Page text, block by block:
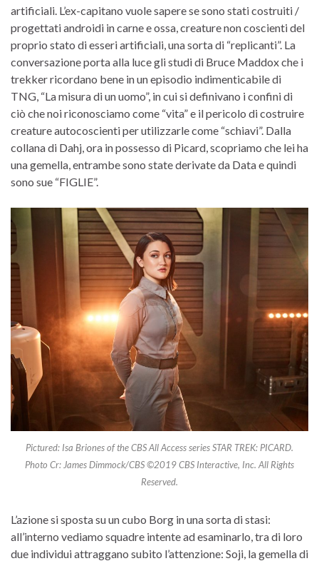
artificiali. L’ex-capitano vuole sapere se sono stati costruiti /
progettati androidi in carne e ossa, creature non coscienti del
proprio stato di esseri artificiali, una sorta di “replicanti”. La
conversazione porta alla luce gli studi di Bruce Maddox che i
trekker ricordano bene in un episodio indimenticabile di
TNG, “La misura di un uomo”, in cui si definivano i confini di
ciò che noi riconosciamo come “vita” e il pericolo di costruire
creature autocoscienti per utilizzarle come “schiavi”. Dalla
collana di Dahj, ora in possesso di Picard, scopriamo che lei ha
una gemella, entrambe sono state derivate da Data e quindi
sono sue “FIGLIE”.
Pictured: Isa Briones of the CBS All Access series STAR TREK: PICARD.
Photo Cr: James Dimmock/CBS ©2019 CBS Interactive, Inc. All Rights
Reserved.
L’azione si sposta su un cubo Borg in una sorta di stasi:
all’interno vediamo squadre intente ad esaminarlo, tra di loro
due individui attraggano subito l’attenzione: Soji, la gemella di